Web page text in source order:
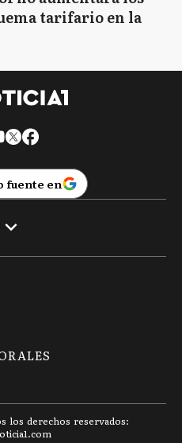
tarifario en la
fuente en
los derechos reservados: